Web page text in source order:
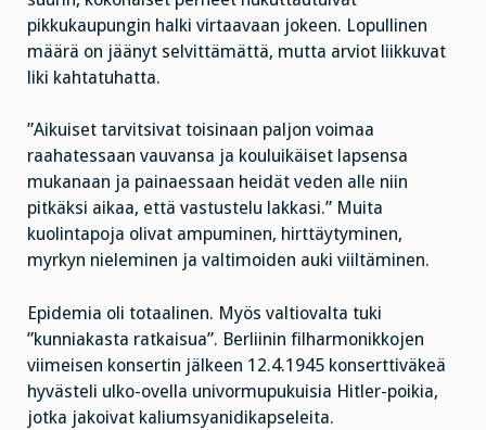
pikkukaupungin halki virtaavaan jokeen. Lopullinen
määrä on jäänyt selvittämättä, mutta arviot liikkuvat
liki kahtatuhatta.
”Aikuiset tarvitsivat toisinaan paljon voimaa
raahatessaan vauvansa ja kouluikäiset lapsensa
mukanaan ja painaessaan heidät veden alle niin
pitkäksi aikaa, että vastustelu lakkasi.” Muita
kuolintapoja olivat ampuminen, hirttäytyminen,
myrkyn nieleminen ja valtimoiden auki viiltäminen.
Epidemia oli totaalinen. Myös valtiovalta tuki
”kunniakasta ratkaisua”. Berliinin filharmonikkojen
viimeisen konsertin jälkeen 12.4.1945 konserttiväkeä
hyvästeli ulko-ovella univormupukuisia Hitler-poikia,
jotka jakoivat kaliumsyanidikapseleita.